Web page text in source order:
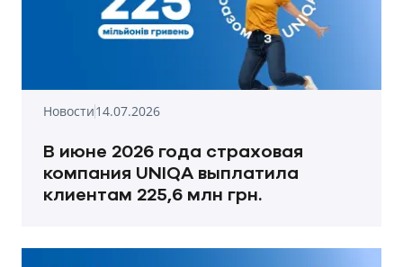
Новости14.07.2026
В июне 2026 года страховая
компания UNIQA выплатила
клиентам 225,6 млн грн.